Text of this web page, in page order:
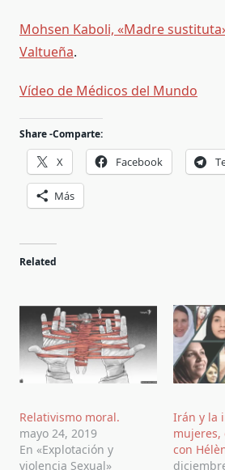
Mohsen Kaboli, «Madre
Valtueña.
Vídeo de Médicos del Mundo
Share -Comparte:
X Facebook
Más
Related
Relativismo moral.
mayo 24, 2019
En «Explotación y
violencia Sexual»
Irán y la
mujeres,
con